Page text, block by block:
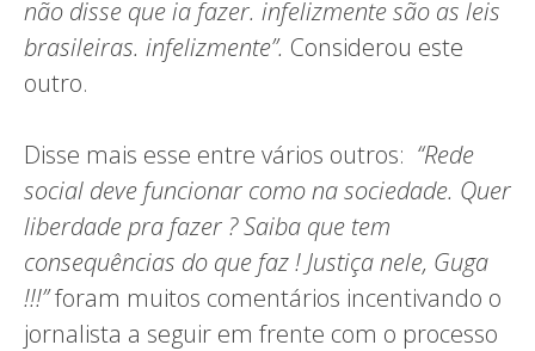
não disse que ia fazer. infelizmente são as leis
brasileiras. infelizmente”. Considerou este
outro.
Disse mais esse entre vários outros: “Rede
social deve funcionar como na sociedade. Quer
liberdade pra fazer ? Saiba que tem
consequências do que faz ! Justiça nele, Guga
!!!”foram muitos comentários incentivando o
jornalista a seguir em frente com o processo